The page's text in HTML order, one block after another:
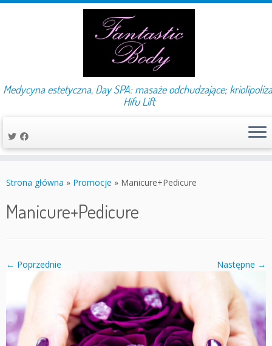
do
Medycyna estetyczna, Day SPA: masaże odchudzające;
Hifu Lift
Strona główna » Promocje » Manicure+Pedicure
Manicure+Pedicure
← Poprzednie Następne →